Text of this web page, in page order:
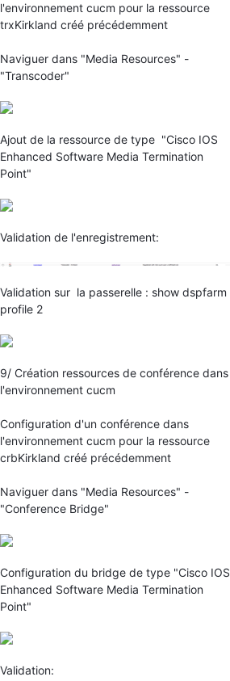
l'environnement cucm pour la ressource
trxKirkland créé précédemment
Naviguer dans "Media Resources" -
"Transcoder"
Ajout de la ressource de type "Cisco IOS
Enhanced Software Media Termination
Point"
Validation de l'enregistrement:
Validation sur la passerelle : show dspfarm
profile 2
9/ Création ressources de conférence dans
l'environnement cucm
Configuration d'un conférence dans
l'environnement cucm pour la ressource
crbKirkland créé précédemment
Naviguer dans "Media Resources" -
"Conference Bridge"
Configuration du bridge de type "Cisco IOS
Enhanced Software Media Termination
Point"
Validation: